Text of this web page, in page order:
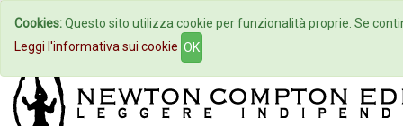
Home Autori Eventi
Cookies:Questo sito utilizza cookie per funzionalità proprie. Se
Leggi l'informativa sui cookie OK